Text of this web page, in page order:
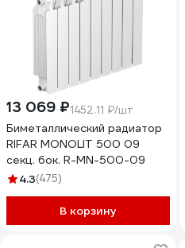
13 069 ₽1452.11 ₽/шт
Биметаллический радиатор
RIFAR MONOLIT 500 09
секц. бок. R-MN-500-09
4.3(475)
В корзину